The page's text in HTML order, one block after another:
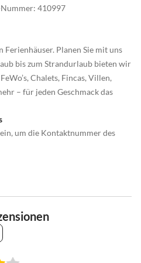
: 410997
Planen Sie mit uns
bis zum Strandurlaub bieten wir
Chalets, Fincas, Villen,
– für jeden Geschmack das
um die Kontaktnummer des